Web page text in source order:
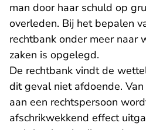
man door haar schuld op
overleden. Bij het bepalen
rechtbank onder meer naar
zaken is opgelegd.
De rechtbank vindt de
dit geval niet afdoende.
aan een rechtspersoon
afschrikwekkend effect